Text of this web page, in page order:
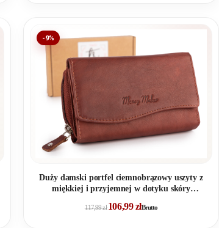
-9%
Duży damski portfel ciemnobrązowy uszyty z
miękkiej i przyjemnej w dotyku skóry
117,99zł 106,99złBrutto